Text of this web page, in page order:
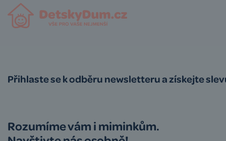
Přihlaste se k odběru newsletteru a získejte
Rozumíme vám i miminkům.